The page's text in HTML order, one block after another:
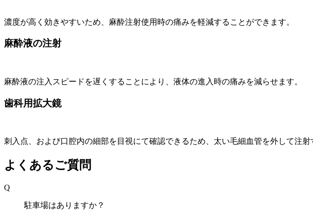
濃度が高く効きやすいため、麻酔注射使用時の痛みを軽減することができます。
麻酔液の注射
麻酔液の注入スピードを遅くすることにより、液体の進入時の痛みを減らせます。
歯科用拡大鏡
刺入点、および口腔内の細部を目視にて確認できるため、太い毛細血管を外して注
よくあるご質問
Q
駐車場はありますか？